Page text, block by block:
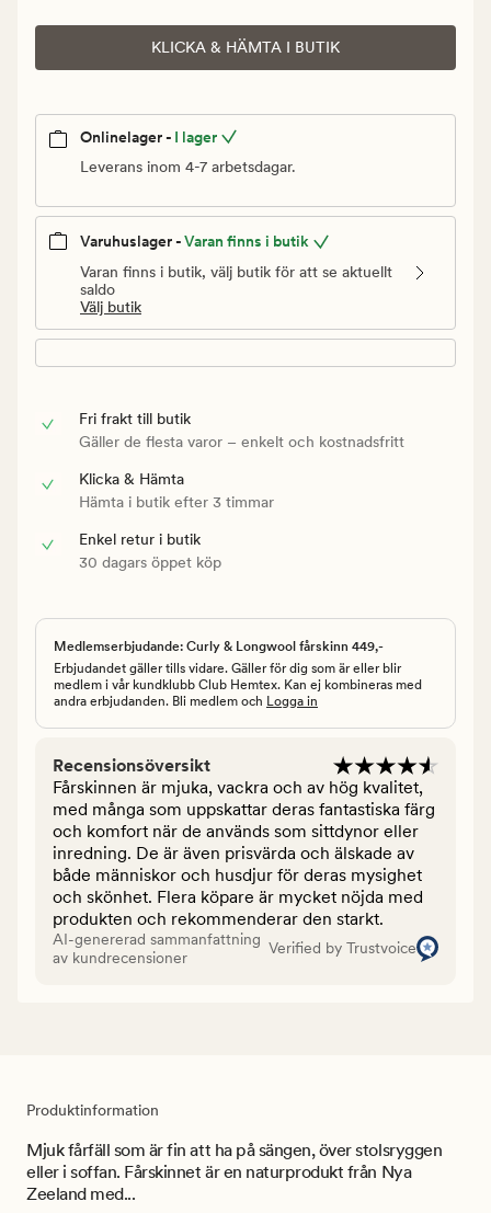
KLICKA & HÄMTA I BUTIK
Onlinelager - I lager
Leverans inom 4-7 arbetsdagar.
Varuhuslager -Varan finns i butik
Varan finns i butik, välj butik för att se aktuellt
saldo
Välj butik
Fri frakt till butik
Gäller de flesta varor – enkelt och kostnadsfritt
Klicka & Hämta
Hämta i butik efter 3 timmar
Enkel retur i butik
30 dagars öppet köp
Medlemserbjudande: Curly & Longwool fårskinn 449,-
Erbjudandet gäller tills vidare. Gäller för dig som är eller blir
medlem i vår kundklubb Club Hemtex. Kan ej kombineras med
andra erbjudanden. Bli medlem och Logga in
Recensionsöversikt
Fårskinnen är mjuka, vackra och av hög kvalitet,
med många som uppskattar deras fantastiska färg
och komfort när de används som sittdynor eller
inredning. De är även prisvärda och älskade av
både människor och husdjur för deras mysighet
och skönhet. Flera köpare är mycket nöjda med
produkten och rekommenderar den starkt.
AI-genererad sammanfattning
av kundrecensioner
Verified by Trustvoice
Produktinformation
Mjuk fårfäll som är fin att ha på sängen, över stolsryggen
eller i soffan. Fårskinnet är en naturprodukt från Nya
Zeeland med...